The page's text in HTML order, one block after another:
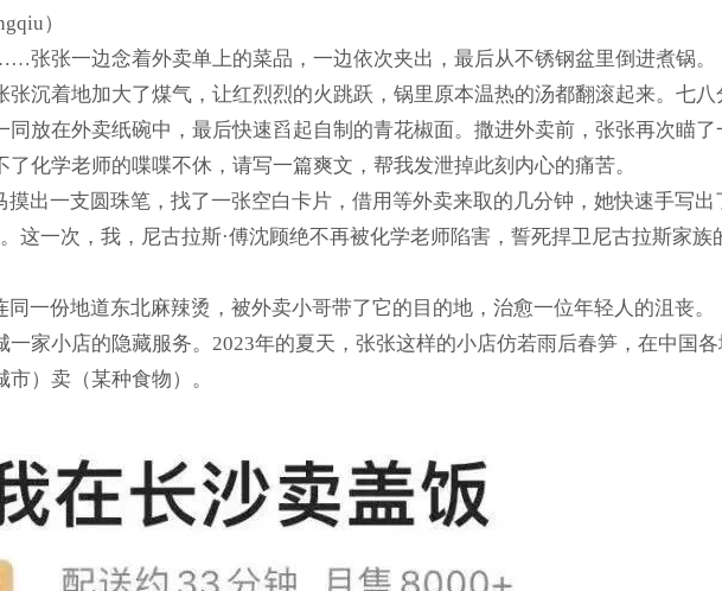
）
张张一边念着外卖单上的菜品，一边依次夹出，最后从不锈钢盆里倒进煮锅。
沉着地加大了煤气，让红烈烈的火跳跃，锅里原本温热的汤都翻滚起来。七
放在外卖纸碗中，最后快速舀起自制的青花椒面。撒进外卖前，张张再次瞄了
化学老师的喋喋不休，请写一篇爽文，帮我发泄掉此刻内心的痛苦。
出一支圆珠笔，找了一张空白卡片，借用等外卖来取的几分钟，她快速手写出
这一次，我，尼古拉斯·傅沈顾绝不再被化学老师陷害，誓死捍卫尼古拉斯家
一份地道东北麻辣烫，被外卖小哥带了它的目的地，治愈一位年轻人的沮丧。
家小店的隐藏服务。2023年的夏天，张张这样的小店仿若雨后春笋，在中国
）卖（某种食物）。